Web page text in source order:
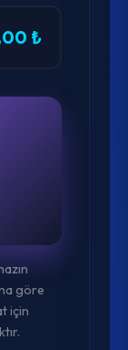
₺
göre
için